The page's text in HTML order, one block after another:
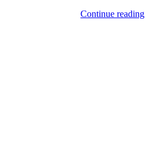
Continue reading